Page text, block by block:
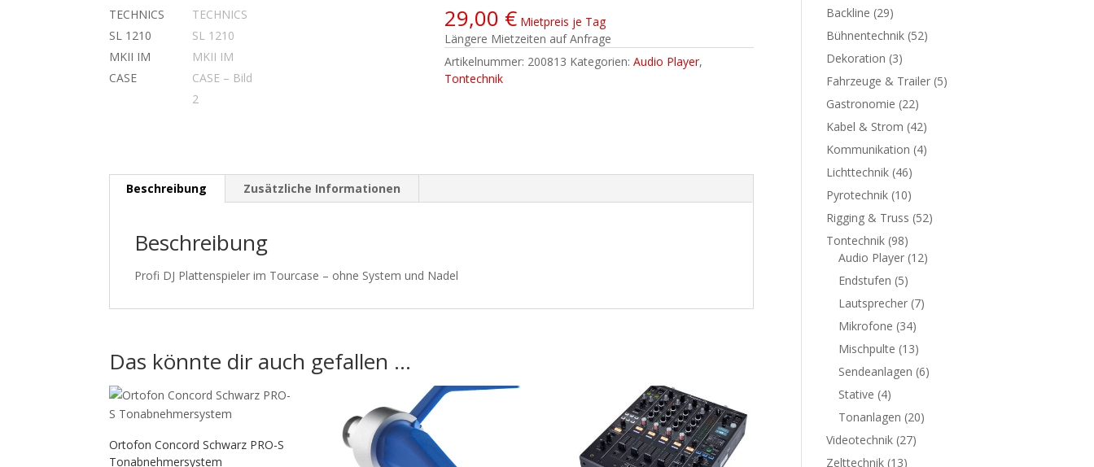
29,00 € Mietpreis je Tag
Längere Mietzeiten auf Anfrage
Artikelnummer: 200813 Kategorien:Audio Player,
Tontechnik
Beschreibung Zusätzliche Informationen
Beschreibung
Profi DJ Plattenspieler im Tourcase – ohne System und Nadel
Das könnte dir auch gefallen …
Ortofon Concord Schwarz PRO-S
Tonabnehmersystem
Backline (29)
Bühnentechnik (52)
Dekoration (3)
Fahrzeuge & Trailer (5)
Gastronomie (22)
Kabel & Strom (42)
Kommunikation (4)
Lichttechnik (46)
Pyrotechnik (10)
Rigging & Truss (52)
Tontechnik (98)
Audio Player (12)
Endstufen (5)
Lautsprecher (7)
Mikrofone (34)
Mischpulte (13)
Sendeanlagen (6)
Stative (4)
Tonanlagen (20)
Videotechnik (27)
Zelttechnik (13)